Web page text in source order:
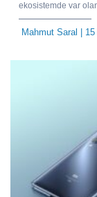
ekosistemde var
Mahmut Saral |